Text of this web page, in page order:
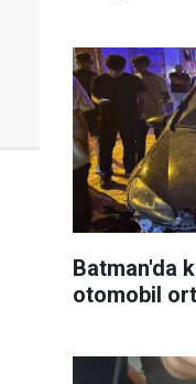
Batman'da
otomobil